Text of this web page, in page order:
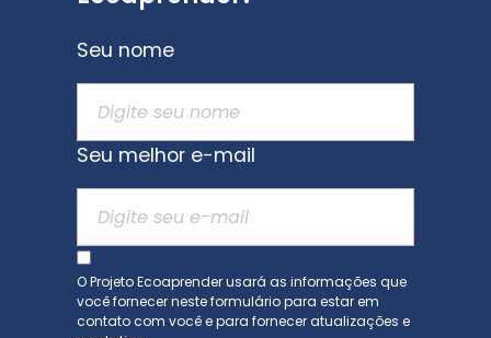
Seu nome
Seu melhor e-mail
O Projeto Ecoaprender usará as informações que
você fornecer neste formulário para estar em
contato com você e para fornecer atualizações e